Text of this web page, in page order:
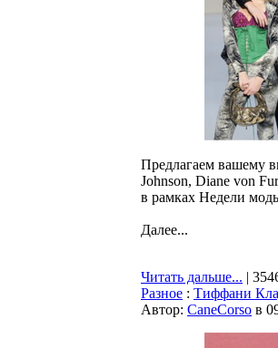
Предлагаем вашему
Johnson, Diane von
в рамках Недели
Далее...
Читать дальше... |
Разное : Тиффани
Автор: CaneCorso в